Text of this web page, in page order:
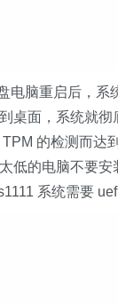
脑重启后，系
桌面，系统就
的检测而达
低的电脑不要安
系统需要